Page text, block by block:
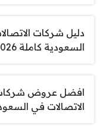
دليل شركات
السعودية كاملة 2026
افضل عروض
الاتصالات في السعودية